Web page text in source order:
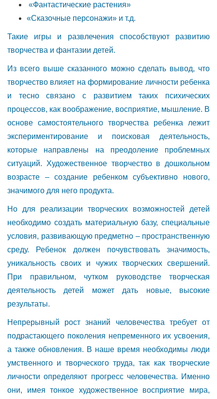
«Фантастические растения»
«Сказочные персонажи» и т.д.
Такие игры и развлечения способствуют развитию
творчества и фантазии детей.
Из всего выше сказанного можно сделать вывод, что
творчество влияет на формирование личности ребенка
и тесно связано с развитием таких психических
процессов, как воображение, восприятие, мышление. В
основе самостоятельного творчества ребенка лежит
экспериментирование и поисковая деятельность,
которые направлены на преодоление проблемных
ситуаций. Художественное творчество в дошкольном
возрасте – создание ребенком субъективно нового,
значимого для него продукта.
Но для реализации творческих возможностей детей
необходимо создать материальную базу, специальные
условия, развивающую предметно – пространственную
среду. Ребенок должен почувствовать значимость,
уникальность своих и чужих творческих свершений.
При правильном, чутком руководстве творческая
деятельность детей может дать новые, высокие
результаты.
Непрерывный рост знаний человечества требует от
подрастающего поколения непременного их усвоения,
а также обновления. В наше время необходимы люди
умственного и творческого труда, так как творческие
личности определяют прогресс человечества. Именно
они, имея тонкое художественное восприятие мира,